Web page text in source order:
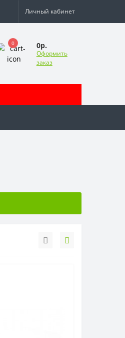
Личный кабинет
0 0р.
Оформить
заказ